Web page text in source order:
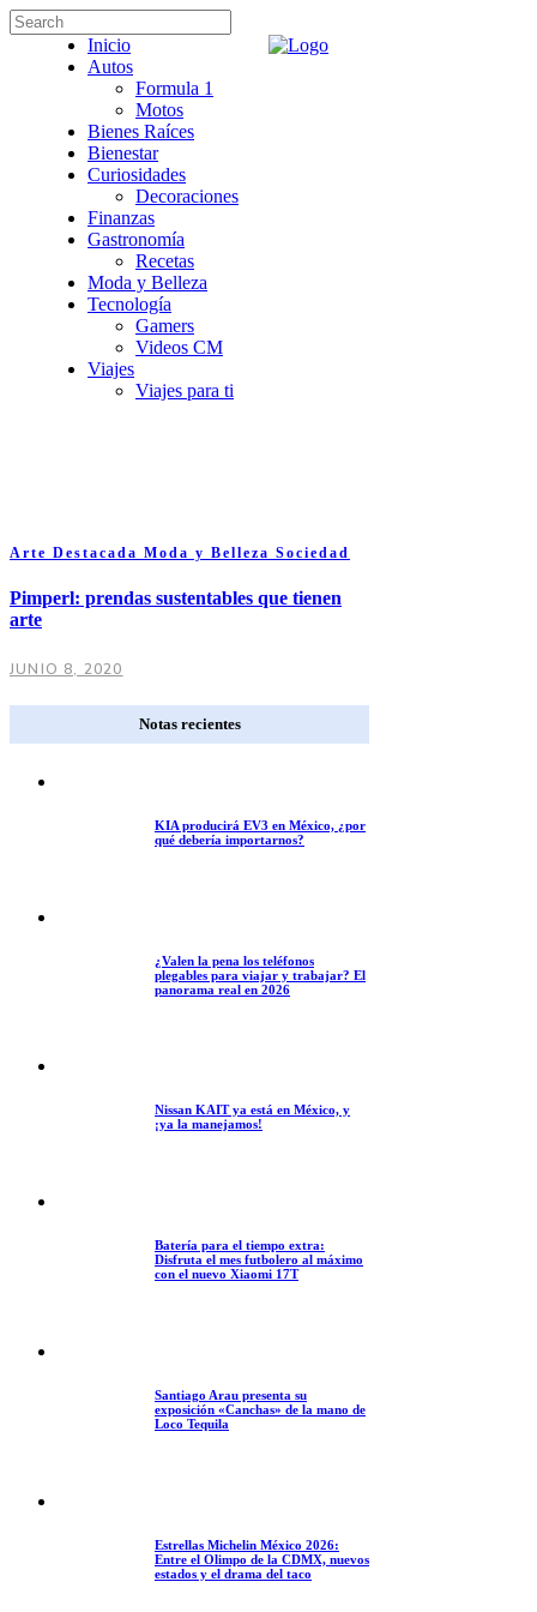
Inicio
Autos
Formula 1
Motos
Bienes Raíces
Bienestar
Curiosidades
Decoraciones
Finanzas
Gastronomía
Recetas
Moda y Belleza
Tecnología
Gamers
Videos CM
Viajes
Viajes para ti
Arte Destacada Moda y Belleza Sociedad
Pimperl: prendas sustentables que tienen
arte
JUNIO 8, 2020
Notas recientes
KIA producirá EV3 en México, ¿por
qué debería importarnos?
¿Valen la pena los teléfonos
plegables para viajar y trabajar? El
panorama real en 2026
Nissan KAIT ya está en México, y
¡ya la manejamos!
Batería para el tiempo extra:
Disfruta el mes futbolero al máximo
con el nuevo Xiaomi 17T
Santiago Arau presenta su
exposición «Canchas» de la mano de
Loco Tequila
Estrellas Michelin México 2026:
Entre el Olimpo de la CDMX, nuevos
estados y el drama del taco